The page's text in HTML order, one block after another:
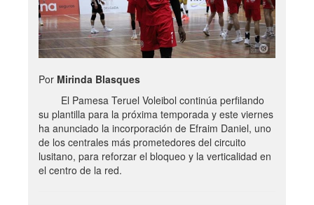
Por Mirinda Blasques
El Pamesa Teruel Voleibol continúa perfilando
su plantilla para la próxima temporada y este viernes
ha anunciado la incorporación de Efraim Daniel, uno
de los centrales más prometedores del circuito
lusitano, para reforzar el bloqueo y la verticalidad en
el centro de la red.